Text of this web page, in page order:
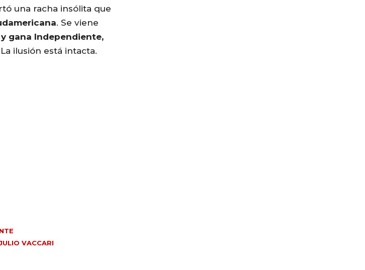
una racha insólita que
. Se viene
gana Independiente,
La ilusión está intacta.
VACCARI